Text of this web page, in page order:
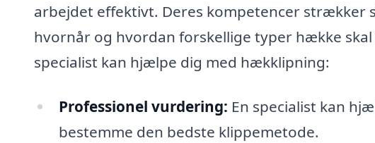
arbejdet effektivt. Deres kompetencer strækker
hvornår og hvordan forskellige typer hække
specialist kan hjælpe dig med hækklipning:
Professionel vurdering: En specialist kan
bestemme den bedste klippemetode.